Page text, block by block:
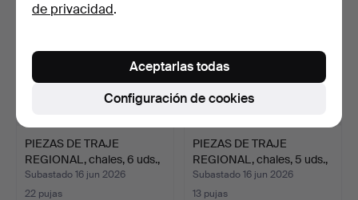
PIEZAS DE TRAJE
REGIONAL, chales, 6 uds.,
…
Subastado 16 jun 2026
22 pujas
PIEZAS DE TRAJE
REGIONAL, chales, 5 uds.,
…
Subastado 16 jun 2026
13 pujas
de privacidad.
Configuración de cookies
Aceptarlas todas